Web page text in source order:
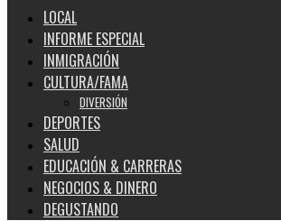
LOCAL
INFORME ESPECIAL
INMIGRACIÓN
CULTURA/FAMA
DIVERSIÓN
DEPORTES
SALUD
EDUCACIÓN & CARRERAS
NEGOCIOS & DINERO
DEGUSTANDO